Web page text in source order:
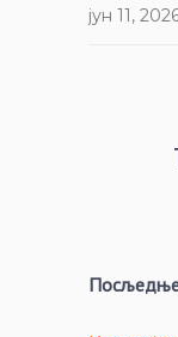
јун 11,